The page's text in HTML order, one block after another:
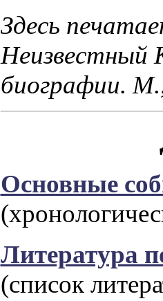
Здесь
Неизвестный
биографии.
Основные
Литература
(список